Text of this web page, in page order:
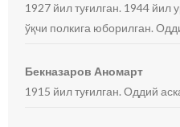
1927 йил туғилган. 1944 йил
ўқчи полкига юборилган.
Бекназаров Аномарт
1915 йил туғилган. Оддий